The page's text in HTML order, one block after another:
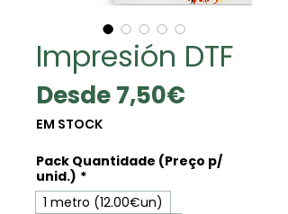
Impresión DTF
Desde7,50€
oferta
EM STOCK
Pack Quantidade (Preço p/
unid.) *
1 metro (12.00€un)